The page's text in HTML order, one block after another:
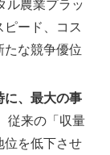
ル農業プラッ
ピード、コス
たな競争優位
に、最大の事
従来の「収量
位を低下させ